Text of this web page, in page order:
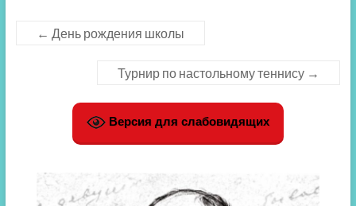
← День рождения школы
Турнир по настольному теннису →
Версия для слабовидящих